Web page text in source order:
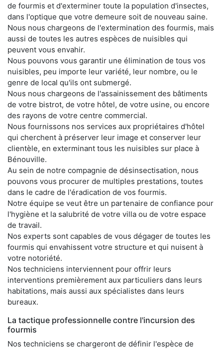
de fourmis et d'exterminer toute la population d'insectes,
dans l'optique que votre demeure soit de nouveau saine.
Nous nous chargeons de l'extermination des fourmis, mais
aussi de toutes les autres espèces de nuisibles qui
peuvent vous envahir.
Nous pouvons vous garantir une élimination de tous vos
nuisibles, peu importe leur variété, leur nombre, ou le
genre de local qu'ils ont submergé.
Nous nous chargeons de l'assainissement des bâtiments
de votre bistrot, de votre hôtel, de votre usine, ou encore
des rayons de votre centre commercial.
Nous fournissons nos services aux propriétaires d'hôtel
qui cherchent à préserver leur image et conserver leur
clientèle, en exterminant tous les nuisibles sur place à
Bénouville.
Au sein de notre compagnie de désinsectisation, nous
pouvons vous procurer de multiples prestations, toutes
dans le cadre de l'éradication de vos fourmis.
Notre équipe se veut être un partenaire de confiance pour
l'hygiène et la salubrité de votre villa ou de votre espace
de travail.
Nos experts sont capables de vous dégager de toutes les
fourmis qui envahissent votre structure et qui nuisent à
votre notoriété.
Nos techniciens interviennent pour offrir leurs
interventions premièrement aux particuliers dans leurs
habitations, mais aussi aux spécialistes dans leurs
bureaux.
La tactique professionnelle contre l'incursion des
fourmis
Nos techniciens se chargeront de définir l'espèce de